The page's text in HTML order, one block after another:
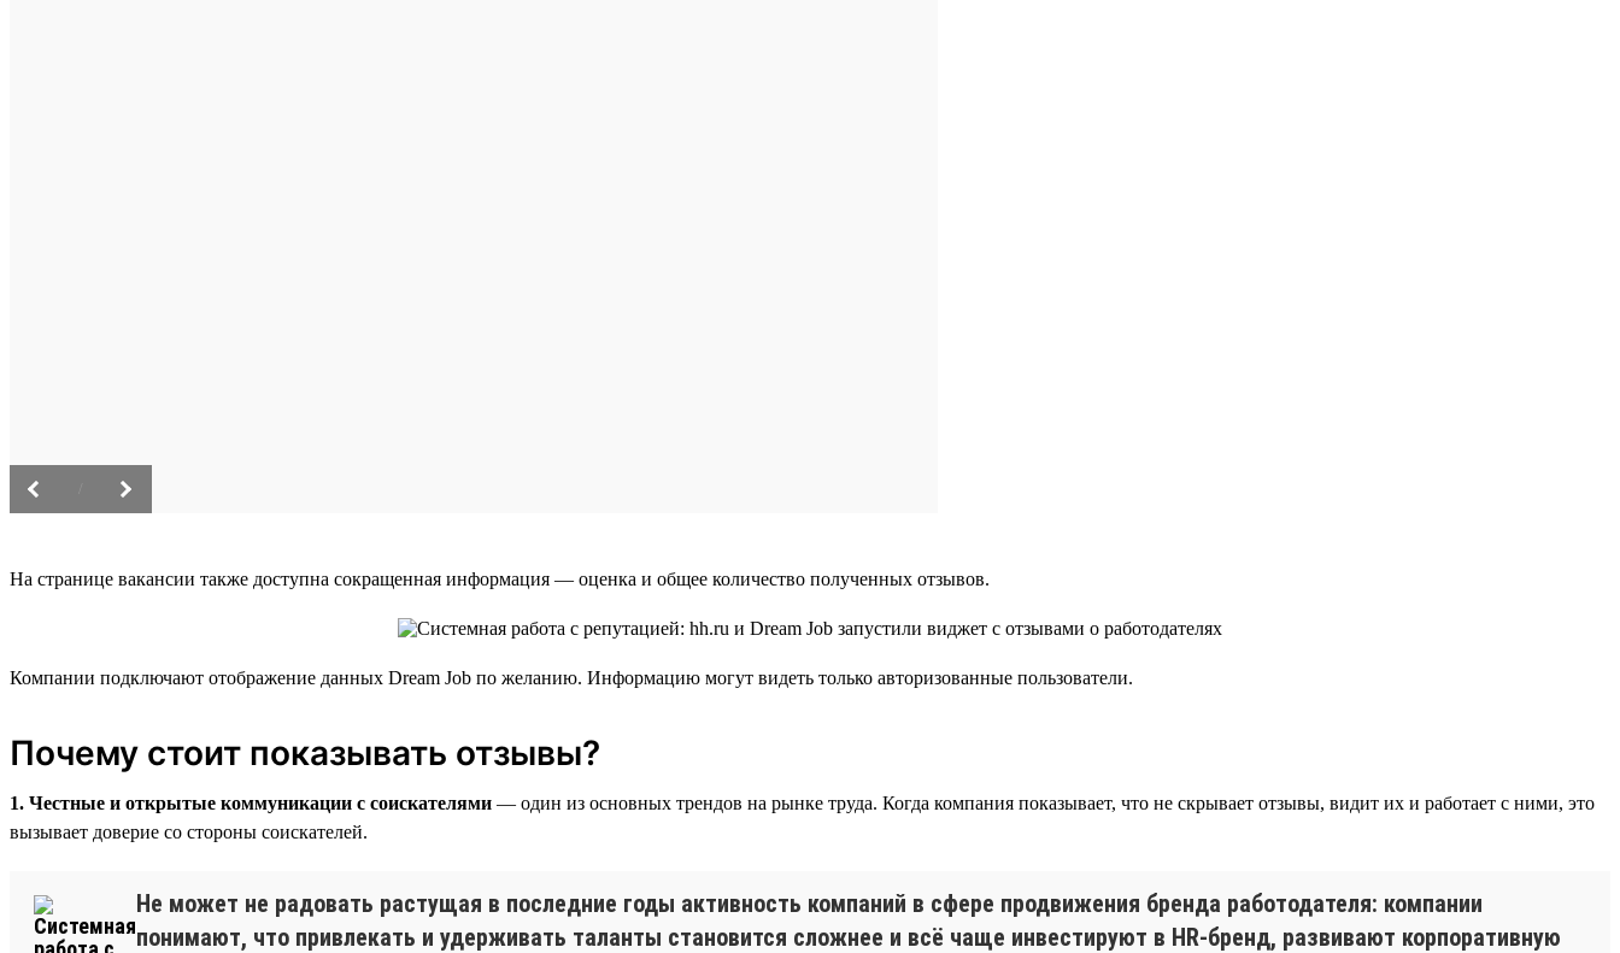
На странице вакансии также доступна сокращенная информация — оценка и общее количество полученных отзывов.
Компании подключают отображение данных Dream Job по желанию. Информацию могут видеть только авторизованные пользователи.
Почему стоит показывать отзывы?
1. Честные и открытые коммуникации с соискателями — один из основных трендов на рынке труда. Когда компания показывает, что не скрывает отзывы, видит их и работает с ними, это
вызывает доверие со стороны соискателей.
Не может не радовать растущая в последние годы активность компаний в сфере продвижения бренда работодателя: компании
понимают, что привлекать и удерживать таланты становится сложнее и всё чаще инвестируют в HR-бренд, развивают корпоративную